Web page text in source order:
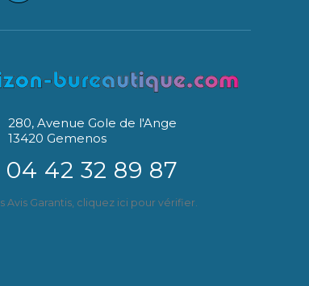
280, Avenue Gole de l'Ange
13420 Gemenos
04 42 32 89 87
Garantis, cliquez ici pour vérifier.